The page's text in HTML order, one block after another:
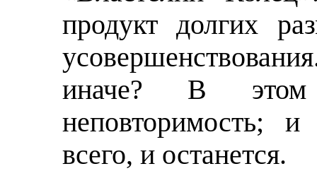
продукт долгих
иначе? В
неповторимость;
всего, и останется.